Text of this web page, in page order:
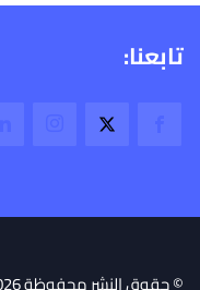
تابعنا: